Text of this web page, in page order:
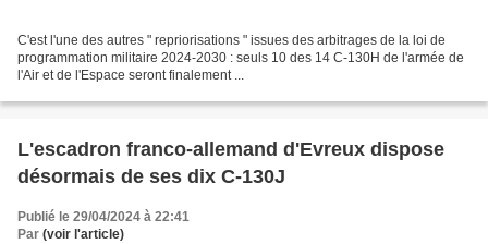
C'est l'une des autres " repriorisations " issues des arbitrages de la loi de
programmation militaire 2024-2030 : seuls 10 des 14 C-130H de l'armée de
l'Air et de l'Espace seront finalement ...
L'escadron franco-allemand d'Evreux dispose
désormais de ses dix C-130J
Publié le 29/04/2024 à 22:41
Par (voir l'article)